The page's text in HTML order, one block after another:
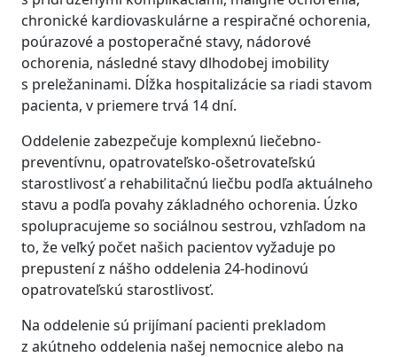
chronické kardiovaskulárne a respiračné ochorenia,
poúrazové a postoperačné stavy, nádorové
ochorenia, následné stavy dlhodobej imobility
s preležaninami. Dĺžka hospitalizácie sa riadi stavom
pacienta, v priemere trvá 14 dní.
Oddelenie zabezpečuje komplexnú liečebno-
preventívnu, opatrovateľsko-ošetrovateľskú
starostlivosť a rehabilitačnú liečbu podľa aktuálneho
stavu a podľa povahy základného ochorenia. Úzko
spolupracujeme so sociálnou sestrou, vzhľadom na
to, že veľký počet našich pacientov vyžaduje po
prepustení z nášho oddelenia 24-hodinovú
opatrovateľskú starostlivosť.
Na oddelenie sú prijímaní pacienti prekladom
z akútneho oddelenia našej nemocnice alebo na